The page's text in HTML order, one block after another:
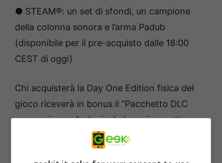
● STEAM®: un set di sfondi, un campione
della colonna sonora e l’arma Padub
(disponibile per il pre-acquisto dalle 18:00
CEST di oggi)
Chi acquisterà la Day One Edition fisica del
gioco riceverà in bonus il “Pacchetto DLC
sopravvivenza”, che include vari oggetti
molto utili per la sopravvivenza dei giocatori,
come il pacchetto munizioni, il giubbotto